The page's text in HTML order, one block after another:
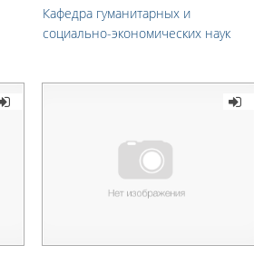
Кафедра гуманитарных и
социально-экономических наук